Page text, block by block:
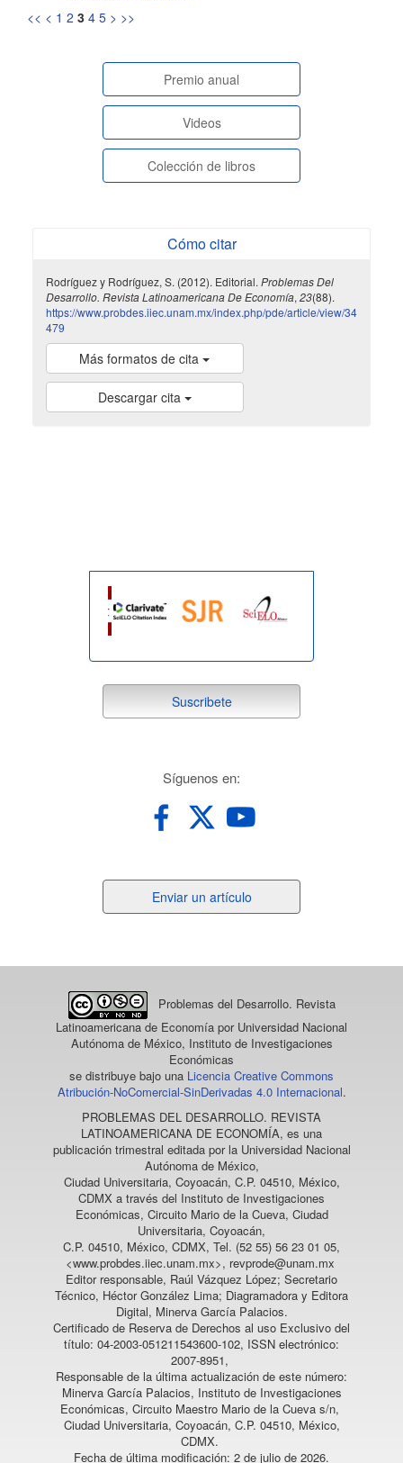
<< < 1 2 3 4 5 > >>
paginasespeciales
Premio anual
Videos
Colección de libros
Cómo citar
Rodríguez y Rodríguez, S. (2012). Editorial. Problemas Del
Desarrollo. Revista Latinoamericana De Economía, 23(88).
https://www.probdes.iiec.unam.mx/index.php/pde/article/view/34
479
Más formatos de cita
Descargar cita
suscribete
Suscribete
Síguenos en:
un
Enviar un artículo
Problemas del Desarrollo. Revista
Latinoamericana de Economía por Universidad Nacional
Autónoma de México, Instituto de Investigaciones
Económicas
se distribuye bajo una Licencia Creative Commons
Atribución-NoComercial-SinDerivadas 4.0 Internacional.
PROBLEMAS DEL DESARROLLO. REVISTA
LATINOAMERICANA DE ECONOMÍA, es una
publicación trimestral editada por la Universidad Nacional
Autónoma de México,
Ciudad Universitaria, Coyoacán, C.P. 04510, México,
CDMX a través del Instituto de Investigaciones
Económicas, Circuito Mario de la Cueva, Ciudad
Universitaria, Coyoacán,
C.P. 04510, México, CDMX, Tel. (52 55) 56 23 01 05,
<www.probdes.iiec.unam.mx>, revprode@unam.mx
Editor responsable, Raúl Vázquez López; Secretario
Técnico, Héctor González Lima; Diagramadora y Editora
Digital, Minerva García Palacios.
Certificado de Reserva de Derechos al uso Exclusivo del
título: 04-2003-051211543600-102, ISSN electrónico:
2007-8951,
Responsable de la última actualización de este número:
Minerva García Palacios, Instituto de Investigaciones
Económicas, Circuito Maestro Mario de la Cueva s/n,
Ciudad Universitaria, Coyoacán, C.P. 04510, México,
CDMX.
Fecha de última modificación: 2 de julio de 2026.